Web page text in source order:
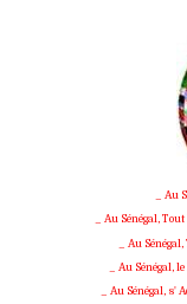
_ Au
_ Au Sénégal,
_ Au
_ Au Sénégal,
_ Au Sénégal, s'